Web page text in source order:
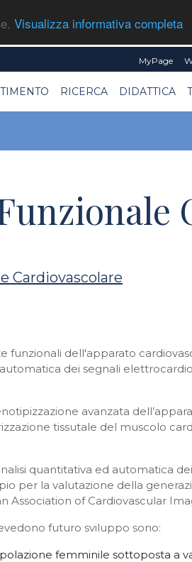
Visualizza informativa completa
MyPage
RICERCA DIDATTICA
Cardiovascolare
funzionali dell'apparato
dei segnali
avanzata
tissutale del muscolo
quantitativa ed automatica
per la valutazione della
of Cardiovascular
futuro sviluppo sono:
femminile sottoposta a